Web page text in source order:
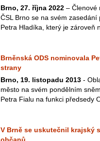
Brno, 27. října 2022 – Členové
ČSL Brno se na svém
Petra Hladíka, který je zároveň
Brněnská ODS nominovala
strany
Brno, 19. listopadu 2013 -
město na svém pondělním
Petra Fialu na funkci předsedy
V Brně se uskutečnil krajský